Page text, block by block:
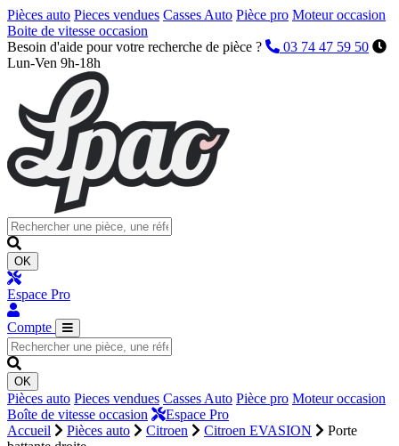
Pièces auto Pieces vendues Casses Auto Pièce pro Moteur occasion
Boite de vitesse occasion
Besoin d'aide pour votre recherche de pièce ?
03 74 47 59 50
Lun-Ven 9h-18h
OK
Espace Pro
Compte
OK
Pièces auto Pieces vendues Casses Auto Pièce pro Moteur occasion
Boîte de vitesse occasion
Espace Pro
Accueil
Pièces auto Citroen Citroen EVASION
Porte